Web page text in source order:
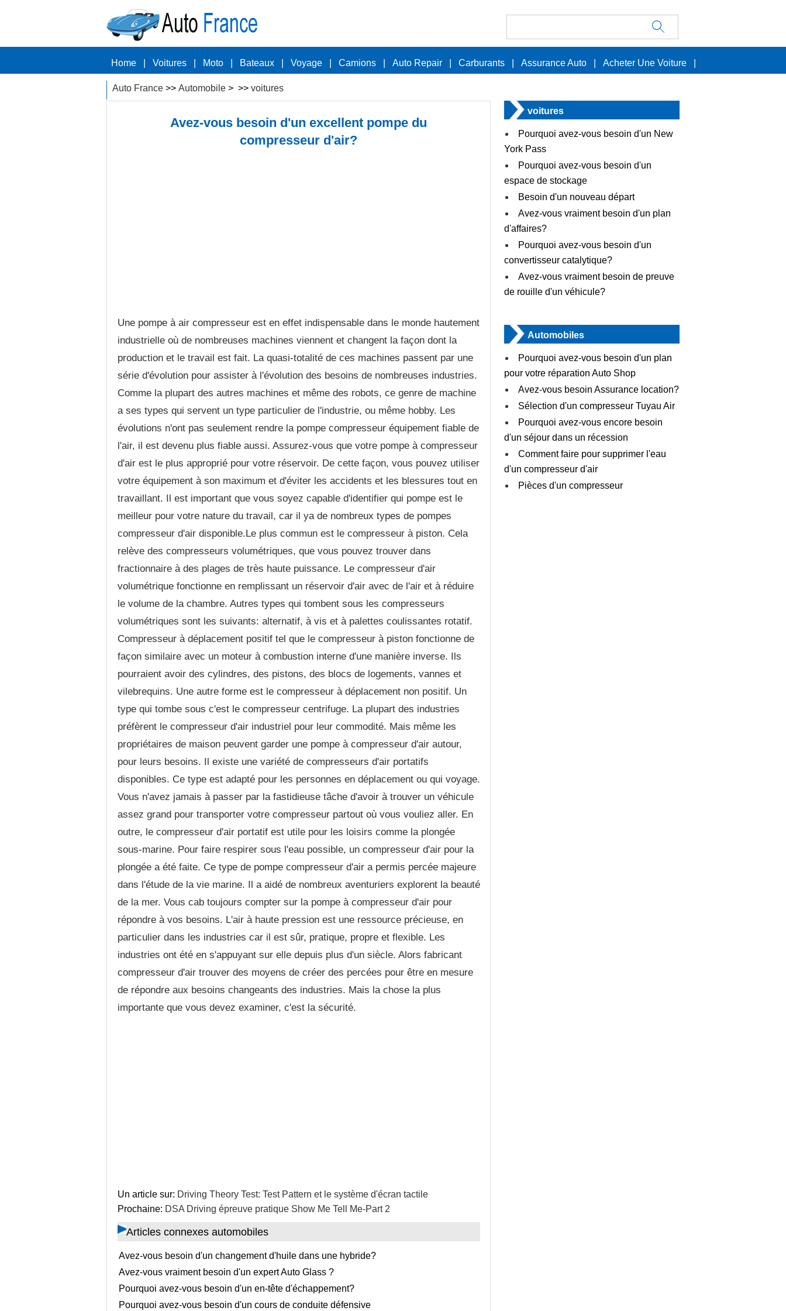
Home Voitures Moto Bateaux Voyage Camions Auto Repair Carburants Assurance Auto Acheter Une Voiture
Auto France >> Automobile > >> voitures
Avez-vous besoin d'un excellent pompe du
compresseur d'air?
Une pompe à air compresseur est en effet indispensable dans le monde hautement
industrielle où de nombreuses machines viennent et changent la façon dont la
production et le travail est fait. La quasi-totalité de ces machines passent par une
série d'évolution pour assister à l'évolution des besoins de nombreuses industries.
Comme la plupart des autres machines et même des robots, ce genre de machine
a ses types qui servent un type particulier de l'industrie, ou même hobby. Les
évolutions n'ont pas seulement rendre la pompe compresseur équipement fiable de
l'air, il est devenu plus fiable aussi. Assurez-vous que votre pompe à compresseur
d'air est le plus approprié pour votre réservoir. De cette façon, vous pouvez utiliser
votre équipement à son maximum et d'éviter les accidents et les blessures tout en
travaillant. Il est important que vous soyez capable d'identifier qui pompe est le
meilleur pour votre nature du travail, car il ya de nombreux types de pompes
compresseur d'air disponible.Le plus commun est le compresseur à piston. Cela
relève des compresseurs volumétriques, que vous pouvez trouver dans
fractionnaire à des plages de très haute puissance. Le compresseur d'air
volumétrique fonctionne en remplissant un réservoir d'air avec de l'air et à réduire
le volume de la chambre. Autres types qui tombent sous les compresseurs
volumétriques sont les suivants: alternatif, à vis et à palettes coulissantes rotatif.
Compresseur à déplacement positif tel que le compresseur à piston fonctionne de
façon similaire avec un moteur à combustion interne d'une manière inverse. Ils
pourraient avoir des cylindres, des pistons, des blocs de logements, vannes et
vilebrequins. Une autre forme est le compresseur à déplacement non positif. Un
type qui tombe sous c'est le compresseur centrifuge. La plupart des industries
préfèrent le compresseur d'air industriel pour leur commodité. Mais même les
propriétaires de maison peuvent garder une pompe à compresseur d'air autour,
pour leurs besoins. Il existe une variété de compresseurs d'air portatifs
disponibles. Ce type est adapté pour les personnes en déplacement ou qui voyage.
Vous n'avez jamais à passer par la fastidieuse tâche d'avoir à trouver un véhicule
assez grand pour transporter votre compresseur partout où vous vouliez aller. En
outre, le compresseur d'air portatif est utile pour les loisirs comme la plongée
sous-marine. Pour faire respirer sous l'eau possible, un compresseur d'air pour la
plongée a été faite. Ce type de pompe compresseur d'air a permis percée majeure
dans l'étude de la vie marine. Il a aidé de nombreux aventuriers explorent la beauté
de la mer. Vous cab toujours compter sur la pompe à compresseur d'air pour
répondre à vos besoins. L'air à haute pression est une ressource précieuse, en
particulier dans les industries car il est sûr, pratique, propre et flexible. Les
industries ont été en s'appuyant sur elle depuis plus d'un siècle. Alors fabricant
compresseur d'air trouver des moyens de créer des percées pour être en mesure
de répondre aux besoins changeants des industries. Mais la chose la plus
importante que vous devez examiner, c'est la sécurité.
Un article sur: Driving Theory Test: Test Pattern et le système d'écran tactile
Prochaine: DSA Driving épreuve pratique Show Me Tell Me-Part 2
Articles connexes automobiles
Avez-vous besoin d'un changement d'huile dans une hybride?
Avez-vous vraiment besoin d'un expert Auto Glass ?
Pourquoi avez-vous besoin d'un en-tête d'échappement?
Pourquoi avez-vous besoin d'un cours de conduite défensive
voitures
Pourquoi avez-vous besoin d'un New
York Pass
Pourquoi avez-vous besoin d'un
espace de stockage
Besoin d'un nouveau départ
Avez-vous vraiment besoin d'un plan
d'affaires?
Pourquoi avez-vous besoin d'un
convertisseur catalytique?
Avez-vous vraiment besoin de preuve
de rouille d'un véhicule?
Automobiles
Pourquoi avez-vous besoin d'un plan
pour votre réparation Auto Shop
Avez-vous besoin Assurance location?
Sélection d'un compresseur Tuyau Air
Pourquoi avez-vous encore besoin
d'un séjour dans un récession
Comment faire pour supprimer l'eau
d'un compresseur d'air
Pièces d'un compresseur